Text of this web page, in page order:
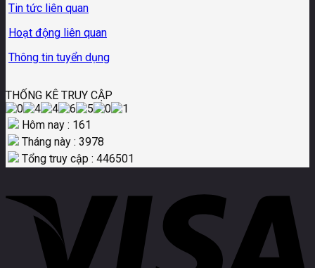
Tin tức liên quan
Hoạt động liên quan
Thông tin tuyển dụng
THỐNG KÊ TRUY CẬP
Hôm nay : 161
Tháng này : 3978
Tổng truy cập : 446501